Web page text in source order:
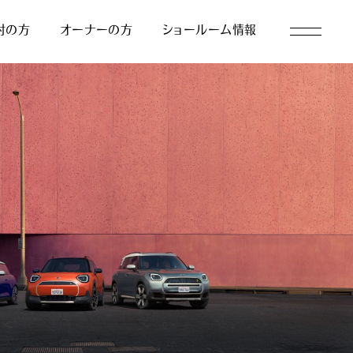
の方 オーナーの方 ショールーム情報